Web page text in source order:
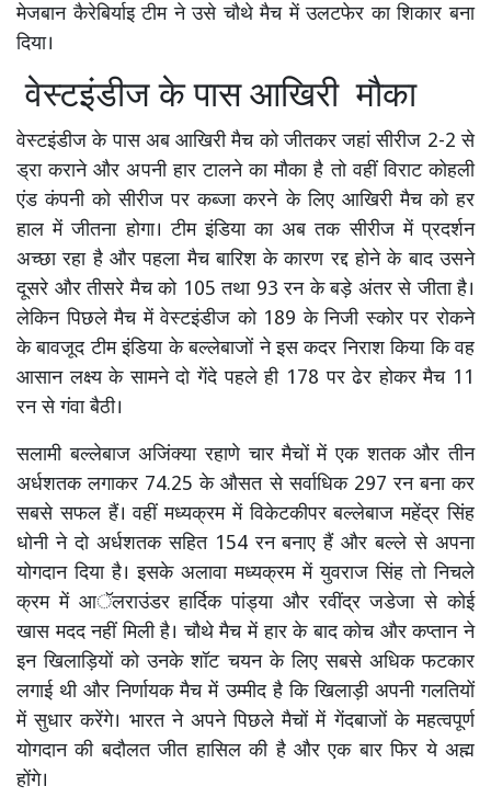
मेजबान कैरेबिर्याइ टीम ने उसे चौथे मैच में उलटफेर का शिकार बना
दिया।
वेस्टइंडीज के पास आखिरी मौका
वेस्टइंडीज के पास अब आखिरी मैच को जीतकर जहां सीरीज 2-2 से
ड्रा कराने और अपनी हार टालने का मौका है तो वहीं विराट कोहली
एंड कंपनी को सीरीज पर कब्जा करने के लिए आखिरी मैच को हर
हाल में जीतना होगा। टीम इंडिया का अब तक सीरीज में प्रदर्शन
अच्छा रहा है और पहला मैच बारिश के कारण रद्द होने के बाद उसने
दूसरे और तीसरे मैच को 105 तथा 93 रन के बड़े अंतर से जीता है।
लेकिन पिछले मैच में वेस्टइंडीज को 189 के निजी स्कोर पर रोकने
के बावजूद टीम इंडिया के बल्लेबाजों ने इस कदर निराश किया कि वह
आसान लक्ष्य के सामने दो गेंदे पहले ही 178 पर ढेर होकर मैच 11
रन से गंवा बैठी।
सलामी बल्लेबाज अजिंक्या रहाणे चार मैचों में एक शतक और तीन
अर्धशतक लगाकर 74.25 के औसत से सर्वाधिक 297 रन बना कर
सबसे सफल हैं। वहीं मध्यक्रम में विकेटकीपर बल्लेबाज महेंद्र सिंह
धोनी ने दो अर्धशतक सहित 154 रन बनाए हैं और बल्ले से अपना
योगदान दिया है। इसके अलावा मध्यक्रम में युवराज सिंह तो निचले
क्रम में आॅलराउंडर हार्दिक पांड्या और रवींद्र जडेजा से कोई
खास मदद नहीं मिली है। चौथे मैच में हार के बाद कोच और कप्तान ने
इन खिलाड़ियों को उनके शॉट चयन के लिए सबसे अधिक फटकार
लगाई थी और निर्णायक मैच में उम्मीद है कि खिलाड़ी अपनी गलतियों
में सुधार करेंगे। भारत ने अपने पिछले मैचों में गेंदबाजों के महत्वपूर्ण
योगदान की बदौलत जीत हासिल की है और एक बार फिर ये अह्म
होंगे।